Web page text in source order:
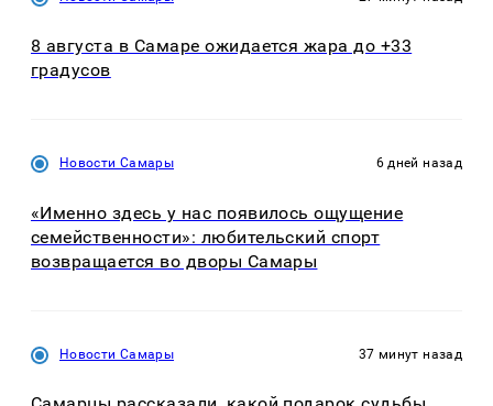
8 августа в Самаре ожидается жара до +33
градусов
Новости Самары 6 дней назад
«Именно здесь у нас появилось ощущение
семейственности»: любительский спорт
возвращается во дворы Самары
Новости Самары 37 минут назад